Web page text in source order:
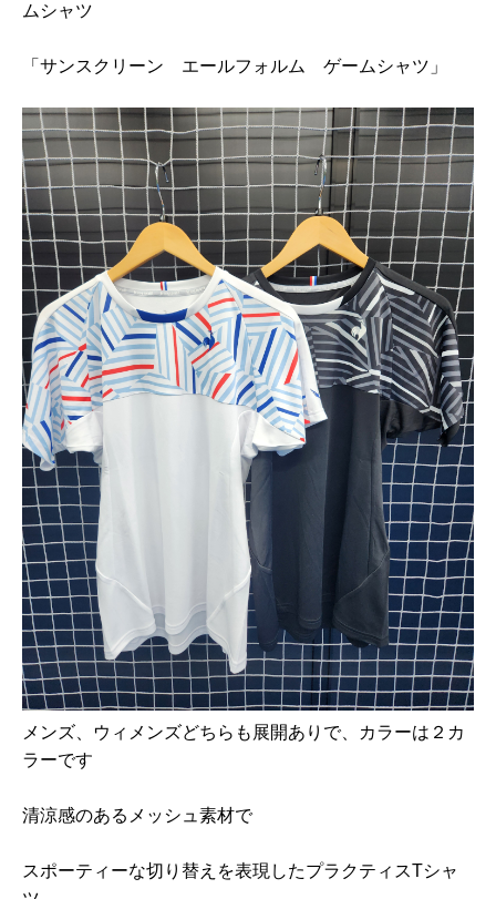
ムシャツ
「サンスクリーン エールフォルム ゲームシャツ」
メンズ、ウィメンズどちらも展開ありで、カラーは２カ
ラーです
清涼感のあるメッシュ素材で
スポーティーな切り替えを表現したプラクティスTシャ